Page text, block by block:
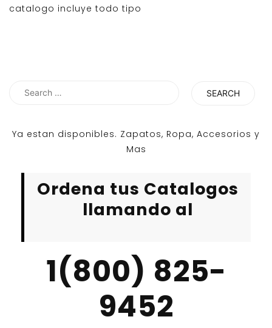
catalogo incluye todo tipo
Search
Ya estan disponibles. Zapatos, Ropa, Accesorios y
Mas
Ordena tus Catalogos
llamando al
1(800) 825-
9452